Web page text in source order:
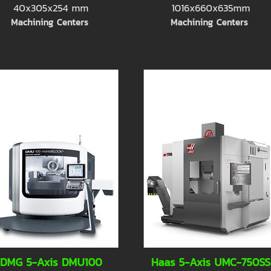
40x305x254 mm
Machining Centers
1016x660x635mm
Machining Centers
DMG 5-Axis DMU100 Haas 5-Axis UMC-750SS